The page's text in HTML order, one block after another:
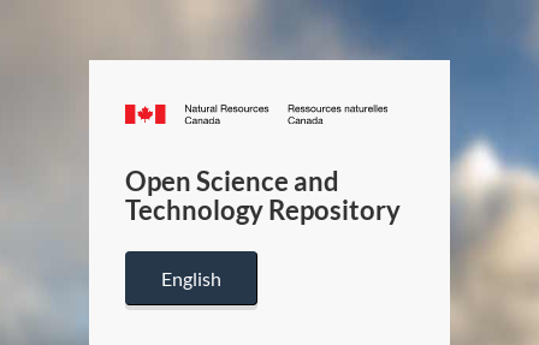
Canada.ca
/
Canada
Open Science and
Technology Repository
English